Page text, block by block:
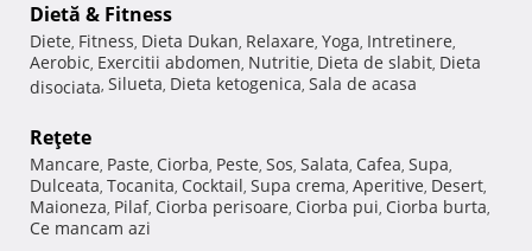
Dietă & Fitness
Diete, Fitness, Dieta Dukan, Relaxare, Yoga, Intretinere,
Aerobic, Exercitii abdomen, Nutritie, Dieta de slabit, Dieta
disociata, Silueta, Dieta ketogenica, Sala de acasa
Reţete
Mancare, Paste, Ciorba, Peste, Sos, Salata, Cafea, Supa,
Dulceata, Tocanita, Cocktail, Supa crema, Aperitive, Desert,
Maioneza, Pilaf, Ciorba perisoare, Ciorba pui, Ciorba burta,
Ce mancam azi